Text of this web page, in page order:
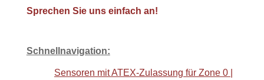
Sprechen Sie uns einfach an!
Schnellnavigation:
Sensoren mit ATEX-Zulassung für Zone 0 |